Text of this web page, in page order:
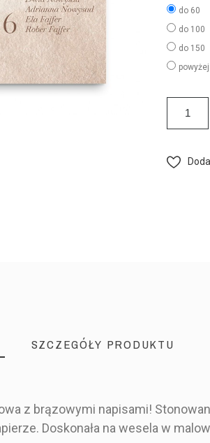
do 60
do 100
do 150
SZCZEGÓŁY PRODUKTU
z brązowymi napisami!
Doskonała na wesela w